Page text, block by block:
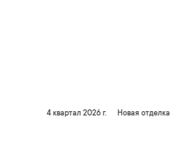
4 квартал 2026 г. Новая отделка